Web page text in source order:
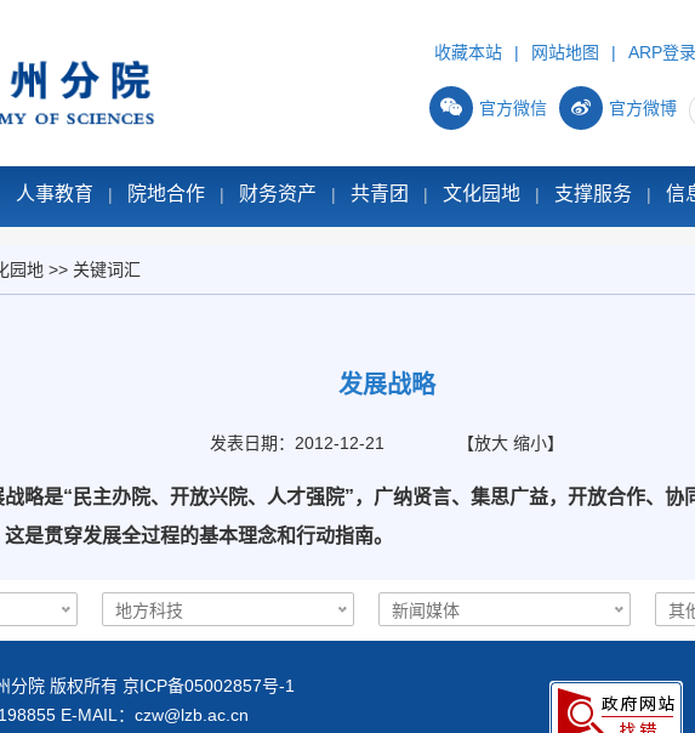
收藏本站 | 网站地图 | ARP登录
官方微信 官方微博
人事教育 | 院地合作 | 财务资产 | 共青团 | 文化园地 | 支撑服务 | 信
园地>> 关键词汇
发展战略
发表日期：2012-12-21 【放大 缩小】
略是“民主办院、开放兴院、人才强院”，广纳贤言、集思广益，开放合作、协
是贯穿发展全过程的基本理念和行动指南。
分院 版权所有 京ICP备05002857号-1
E-MAIL： czw@lzb.ac.cn